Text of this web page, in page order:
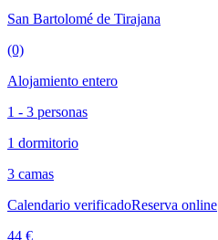
San Bartolomé de Tirajana
(0)
Alojamiento entero
1 - 3 personas
1 dormitorio
3 camas
Calendario verificadoReserva online
44 €